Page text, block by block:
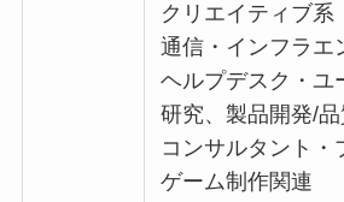
クリエイティブ系
通信・インフラエ
ヘルプデスク・ユ
研究、製品開発/
コンサルタント・
ゲーム制作関連